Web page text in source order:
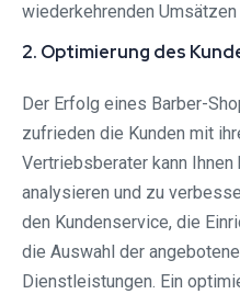
wiederkehrenden
2. Optimierung des
Der Erfolg eines Barber-
zufrieden die Kunden mit
Vertriebsberater kann
analysieren und zu
den Kundenservice, die
die Auswahl der
Dienstleistungen. Ein